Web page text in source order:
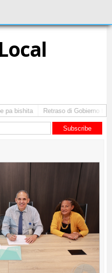
bishita Retraso di Gobierno ta
Subscribe